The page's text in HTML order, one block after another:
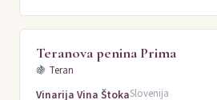
Teranova penina Prima
🍇 Teran
Vinarija Vina ŠtokaSlovenija